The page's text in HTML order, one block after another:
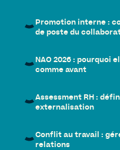
Promotion interne :
de poste du
NAO 2026 : pourquoi
comme avant
Assessment RH :
externalisation
Conflit au travail :
relations